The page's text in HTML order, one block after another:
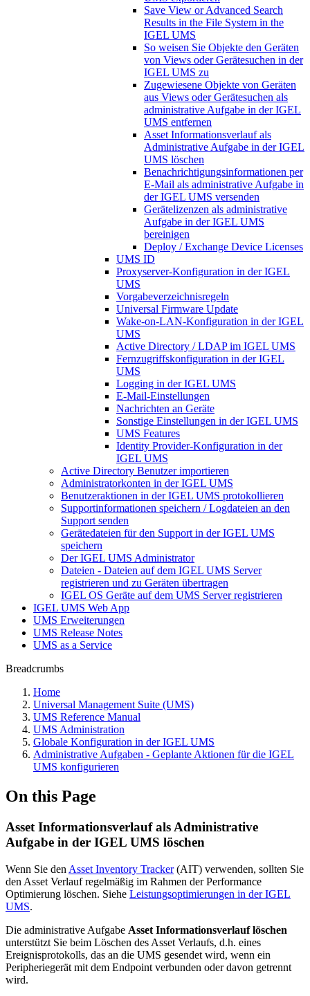
Save View or Advanced Search
Results in the File System in the
IGEL UMS
So weisen Sie Objekte den Geräten
von Views oder Gerätesuchen in der
IGEL UMS zu
Zugewiesene Objekte von Geräten
aus Views oder Gerätesuchen als
administrative Aufgabe in der IGEL
UMS entfernen
Asset Informationsverlauf als
Administrative Aufgabe in der IGEL
UMS löschen
Benachrichtigungsinformationen per
E-Mail als administrative Aufgabe in
der IGEL UMS versenden
Gerätelizenzen als administrative
Aufgabe in der IGEL UMS
bereinigen
Deploy / Exchange Device Licenses
UMS ID
Proxyserver-Konfiguration in der IGEL
UMS
Vorgabeverzeichnisregeln
Universal Firmware Update
Wake-on-LAN-Konfiguration in der IGEL
UMS
Active Directory / LDAP im IGEL UMS
Fernzugriffskonfiguration in der IGEL
UMS
Logging in der IGEL UMS
E-Mail-Einstellungen
Nachrichten an Geräte
Sonstige Einstellungen in der IGEL UMS
UMS Features
Identity Provider-Konfiguration in der
IGEL UMS
Active Directory Benutzer importieren
Administratorkonten in der IGEL UMS
Benutzeraktionen in der IGEL UMS protokollieren
Supportinformationen speichern / Logdateien an den
Support senden
Gerätedateien für den Support in der IGEL UMS
speichern
Der IGEL UMS Administrator
Dateien - Dateien auf dem IGEL UMS Server
registrieren und zu Geräten übertragen
IGEL OS Geräte auf dem UMS Server registrieren
IGEL UMS Web App
UMS Erweiterungen
UMS Release Notes
UMS as a Service
Breadcrumbs
Home
Universal Management Suite (UMS)
UMS Reference Manual
UMS Administration
Globale Konfiguration in der IGEL UMS
Administrative Aufgaben - Geplante Aktionen für die IGEL
UMS konfigurieren
On this Page
Asset Informationsverlauf als Administrative
Aufgabe in der IGEL UMS löschen
Wenn Sie den Asset Inventory Tracker(AIT) verwenden, sollten Sie
den Asset Verlauf regelmäßig im Rahmen der Performance
Optimierung löschen. Siehe Leistungsoptimierungen in der IGEL
UMS.
Die administrative Aufgabe Asset Informationsverlauf löschen
unterstützt Sie beim Löschen des Asset Verlaufs, d.h. eines
Ereignisprotokolls, das an die UMS gesendet wird, wenn ein
Peripheriegerät mit dem Endpoint verbunden oder davon getrennt
wird.